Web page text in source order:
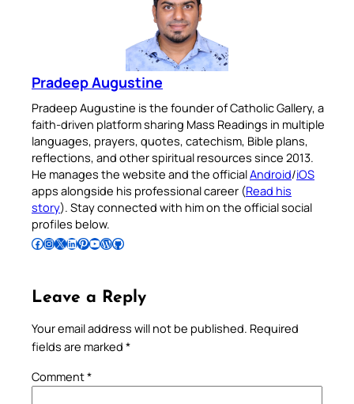
Pradeep Augustine
Pradeep Augustine is the founder of Catholic Gallery, a
faith-driven platform sharing Mass Readings in multiple
languages, prayers, quotes, catechism, Bible plans,
reflections, and other spiritual resources since 2013.
He manages the website and the officialAndroid/iOS
apps alongside his professional career (Read his
story). Stay connected with him on the official social
profiles below.
Follow Pradeep on Facebook Follow Pradeep on InstagramFollow Pradeep on X Follow Pradeep on LinkedIn Follow Pradeep on Pinterest Subscribe to Pradeep’s Youtube Channel Follow Pradeep on WordPress Follow Pradeep on GitHub
Leave a Reply
Your email address will not be published. Required
fields are marked *
Comment*